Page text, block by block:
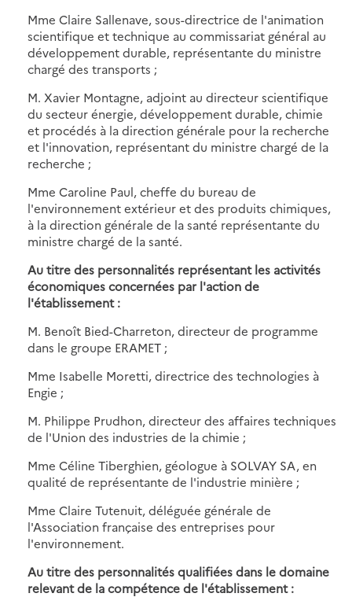
Mme Claire Sallenave, sous-directrice de l'animation
scientifique et technique au commissariat général au
développement durable, représentante du ministre
chargé des transports ;
M. Xavier Montagne, adjoint au directeur scientifique
du secteur énergie, développement durable, chimie
et procédés à la direction générale pour la recherche
et l'innovation, représentant du ministre chargé de la
recherche ;
Mme Caroline Paul, cheffe du bureau de
l'environnement extérieur et des produits chimiques,
à la direction générale de la santé représentante du
ministre chargé de la santé.
Au titre des personnalités représentant les activités
économiques concernées par l'action de
l'établissement :
M. Benoît Bied-Charreton, directeur de programme
dans le groupe ERAMET ;
Mme Isabelle Moretti, directrice des technologies à
Engie ;
M. Philippe Prudhon, directeur des affaires techniques
de l'Union des industries de la chimie ;
Mme Céline Tiberghien, géologue à SOLVAY SA, en
qualité de représentante de l'industrie minière ;
Mme Claire Tutenuit, déléguée générale de
l'Association française des entreprises pour
l'environnement.
Au titre des personnalités qualifiées dans le domaine
relevant de la compétence de l'établissement :